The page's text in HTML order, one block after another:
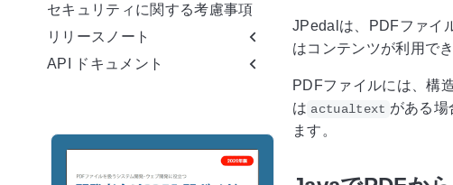
セキュリティに関する考慮事項
リリースノート
API ドキュメント
JPedalは、PDFファイ
はコンテンツが利用で
PDFファイルには、構
は actualtext がある
ます。